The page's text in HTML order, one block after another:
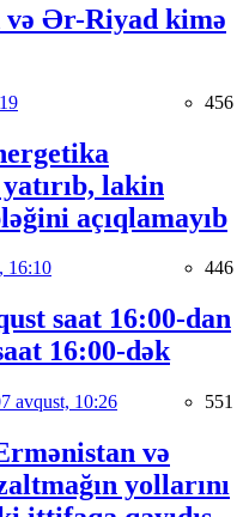
və Ər-Riyad kimə
456
lakin
açıqlamayıb
16:10 446
saat 16:00-dan
16:00-dək
avqust, 10:26 551
və
yollarını